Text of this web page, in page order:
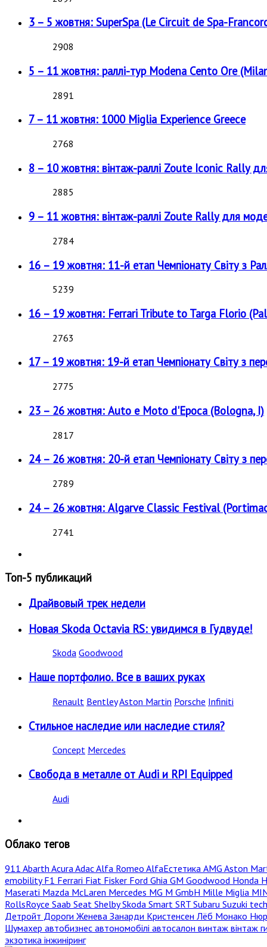
3 – 5 жовтня: SuperSpa (Le Circuit de Spa-
2908
5 – 11 жовтня: раллі-тур Modena Cento Ore
2891
7 – 11 жовтня: 1000 Miglia Experience Greece
2768
8 – 10 жовтня: вінтаж-раллі Zoute Iconic Rally
2885
9 – 11 жовтня: вінтаж-раллі Zoute Rally для
2784
16 – 19 жовтня: 11-й етап Чемпіонату Світу з
5239
16 – 19 жовтня: Ferrari Tribute to Targa Florio
2763
17 – 19 жовтня: 19-й етап Чемпіонату Світу з
2775
23 – 26 жовтня: Auto e Moto d'Epoca (Bologna, I)
2817
24 – 26 жовтня: 20-й етап Чемпіонату Світу з
2789
24 – 26 жовтня: Algarve Classic Festival
2741
Топ-5 публикаций
Драйвовый трек недели
Новая Skoda Octavia RS: увидимся в Гудвуде!
Skoda Goodwood
Наше портфолио. Все в ваших руках
Renault BentleyAston Martin Porsche Infiniti
Стильное наследие или наследие стиля?
Concept Mercedes
Свобода в металле от Audi и RPI Equipped
Audi
Облако тегов
911 Abarth AcuraAdacAlfa Romeo AlfaЕстетика AMG Aston
emobilityF1 Ferrari Fiat Fisker Ford Ghia GM Goodwood Honda
Maserati Mazda McLaren Mercedes MG M GmbH Mille Miglia
RollsRoyce Saab Seat ShelbySkoda Smart SRT Subaru Suzuki
Детройт Дороги Женева Занарди Кристенсен Лёб Монако
Шумахер автобизнес автономобілі автосалон винтаж вінтаж
экзотика інжиніринг